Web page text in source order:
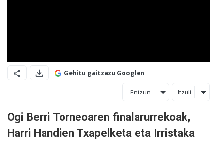
Gehitu gaitzazu Googlen
Entzun Itzuli
Ogi Berri Torneoaren finalarurrekoak,
Harri Handien Txapelketa eta Irristaka